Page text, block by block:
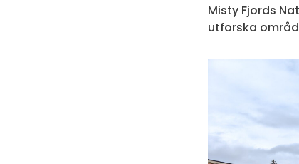
Misty Fjords
utforska